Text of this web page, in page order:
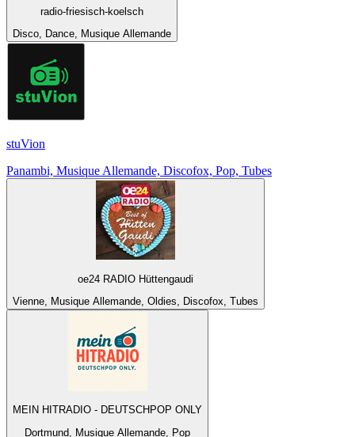
radio-friesisch-koelsch
Disco, Dance, Musique Allemande
stuVion
Panambi, Musique Allemande, Discofox, Pop, Tubes
oe24 RADIO Hüttengaudi
Vienne, Musique Allemande, Oldies, Discofox, Tubes
MEIN HITRADIO - DEUTSCHPOP ONLY
Dortmund, Musique Allemande, Pop